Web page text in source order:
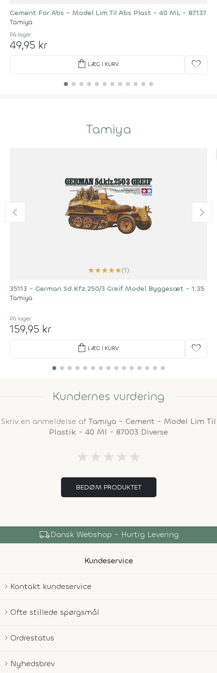
Cement For Abs - Model Lim Til Abs Plast - 40 ML - 87137
Tamiya
På lager
49,95 kr
shopping_bag LÆG I KURV favorite
Tamiya
★★★★★(1)
35113 - German Sd.Kfz.250/3 Greif Model Byggesæt - 1:35
Tamiya
På lager
159,95 kr
shopping_bag LÆG I KURV favorite
Kundernes vurdering
Skriv en anmeldelse af Tamiya - Cement - Model Lim Til
Plastik - 40 Ml - 87003 Diverse
★ ★ ★ ★ ★
BEDØM PRODUKTET
local_shippingDansk Webshop - Hurtig Levering
Kundeservice
Kontakt kundeservice
Ofte stillede spørgsmål
Ordrestatus
Nyhedsbrev